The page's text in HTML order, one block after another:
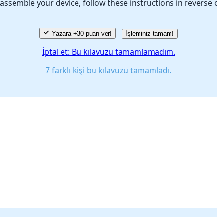
your device, follow these instructions in reverse
Yazara +30 puan ver! İşleminiz tamam!
İptal et: Bu kılavuzu tamamlamadım.
7 farklı kişi bu kılavuzu tamamladı.